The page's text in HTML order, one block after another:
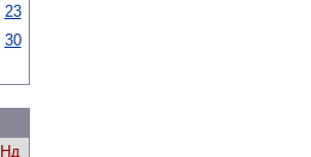
23
30
Нд